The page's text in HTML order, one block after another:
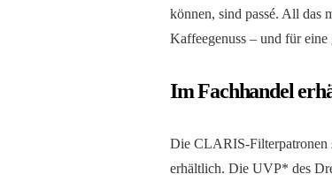
können, sind passé. All das
Kaffeegenuss – und für
Im Fachhandel
Die CLARIS-Filterpatronen
erhältlich. Die UVP* des